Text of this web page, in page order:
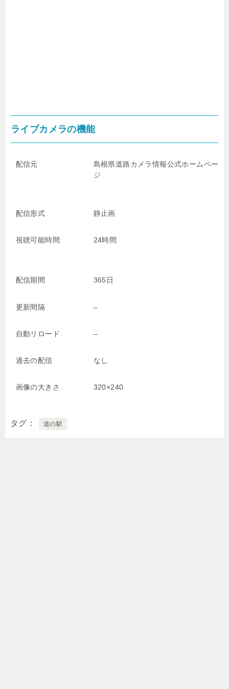
ライブカメラの機能
配信元 島根県道路カメラ情報公式ホームペー
ジ
配信形式 静止画
視聴可能時間 24時間
配信期間 365日
更新間隔 –
自動リロード –
過去の配信 なし
画像の大きさ 320×240
タグ 道の駅